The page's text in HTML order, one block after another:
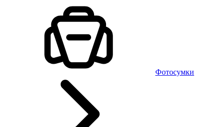
Фотосумки